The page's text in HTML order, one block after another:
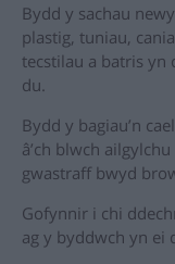
Bydd y sachau
plastig, tuniau,
tecstilau a batris yn
du.
Bydd y bagiau’n
â’ch blwch
gwastraff bwyd
Gofynnir i chi
ag y byddwch yn ei